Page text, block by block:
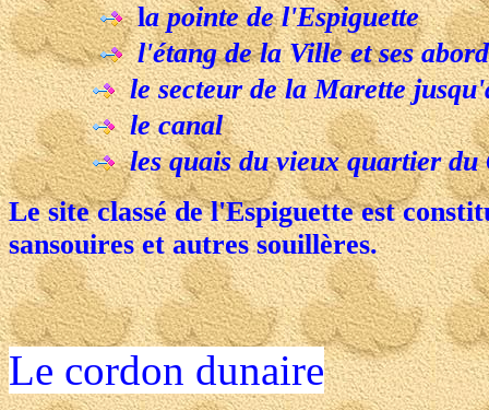
la pointe de l'Espiguette
l'étang de la Ville et ses
le secteur de la Marette
le canal
les quais du vieux quartier
Le site classé de l'Espiguette est
sansouires et autres souillères.
Le cordon dunaire